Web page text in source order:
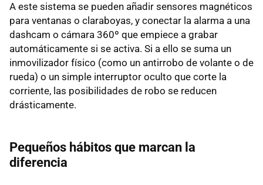
A este sistema se pueden añadir sensores magnéticos
para ventanas o claraboyas, y conectar la alarma a una
dashcam o cámara 360º que empiece a grabar
automáticamente si se activa. Si a ello se suma un
inmovilizador físico (como un antirrobo de volante o de
rueda) o un simple interruptor oculto que corte la
corriente, las posibilidades de robo se reducen
drásticamente.
Pequeños hábitos que marcan la
diferencia